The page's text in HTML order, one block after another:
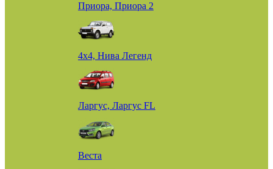
Приора, Приора 2
4х4, Нива Легенд
Ларгус, Ларгус FL
Веста